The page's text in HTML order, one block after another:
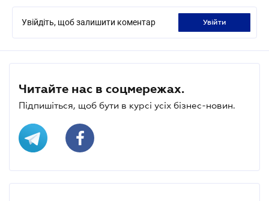
Увійдіть, щоб залишити коментар увійти
Читайте нас в соцмережах.
Підпишіться, щоб бути в курсі усіх бізнес-новин.